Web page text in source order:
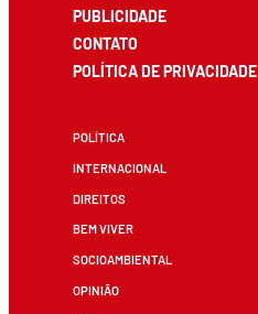
PUBLICIDADE
CONTATO
POLÍTICA DE PRIVACIDADE
POLÍTICA
INTERNACIONAL
DIREITOS
BEM VIVER
SOCIOAMBIENTAL
OPINIÃO